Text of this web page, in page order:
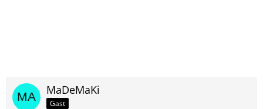
MaDeMaKi
Gast